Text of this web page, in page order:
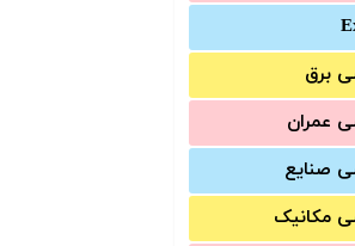
برق
عمران
صنایع
مکانیک